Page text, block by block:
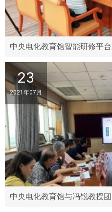
23
2021年07月